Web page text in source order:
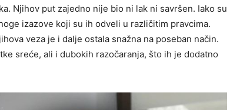
Njihov put zajedno nije bio ni lak ni savršen. Iako su
izazove koji su ih odveli u različitim pravcima.
veza je i dalje ostala snažna na poseban način.
sreće, ali i dubokih razočaranja, što ih je dodatno